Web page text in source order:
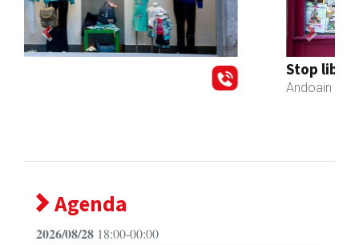
Previous Next
Agenda
2026/08/28 18:00-00:00